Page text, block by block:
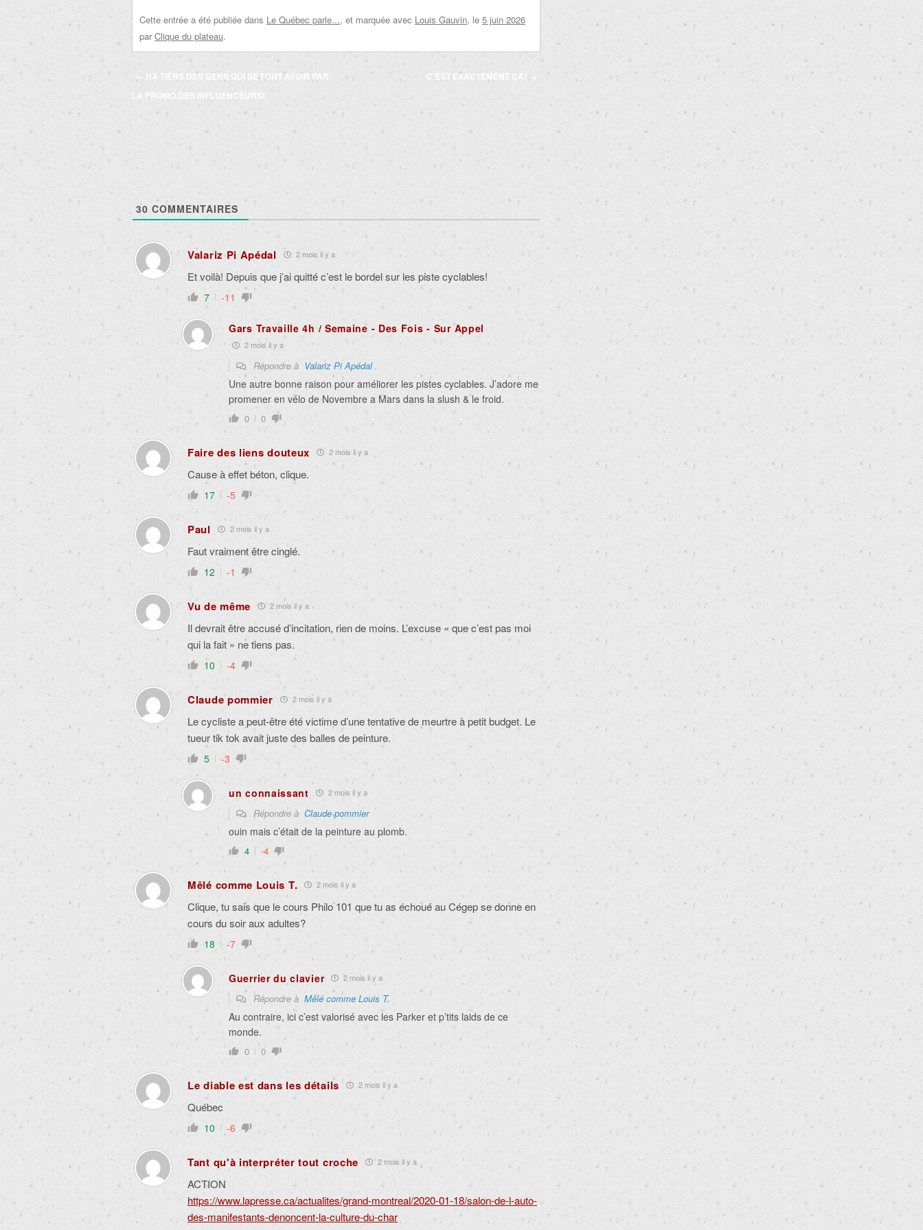
Cette entrée a été publiée dans Le Québec parle..., et marquée avec Louis Gauvin, le 5 juin 2026
par Clique du plateau.
Navigation
des
articles
← HA TIENS DES GENS QUI SE FONT AVOIR PAR
LA PROMO DES INFLUENCEURS!
C’EST EXACTEMENT ÇA!→
30 COMMENTAIRES
Valariz Pi Apédal 2 mois il y a
Et voilà! Depuis que j’ai quitté c’est le bordel sur les piste cyclables!
7 -11
Gars Travaille 4h / Semaine - Des Fois - Sur Appel
2 mois il y a
Répondre à Valariz Pi Apédal
Une autre bonne raison pour améliorer les pistes cyclables. J’adore me
promener en vélo de Novembre a Mars dans la slush & le froid.
0 0
Faire des liens douteux 2 mois il y a
Cause à effet béton, clique.
17 -5
Paul 2 mois il y a
Faut vraiment être cinglé.
12 -1
Vu de même 2 mois il y a
Il devrait être accusé d’incitation, rien de moins. L’excuse « que c’est pas moi
qui la fait » ne tiens pas.
10 -4
Claude pommier 2 mois il y a
Le cycliste a peut-être été victime d’une tentative de meurtre à petit budget. Le
tueur tik tok avait juste des balles de peinture.
5 -3
un connaissant 2 mois il y a
Répondre à Claude pommier
ouin mais c’était de la peinture au plomb.
4 -4
Mêlé comme Louis T. 2 mois il y a
Clique, tu sais que le cours Philo 101 que tu as échoué au Cégep se donne en
cours du soir aux adultes?
18 -7
Guerrier du clavier 2 mois il y a
Répondre à Mêlé comme Louis T.
Au contraire, ici c’est valorisé avec les Parker et p’tits laids de ce
monde.
0 0
Le diable est dans les détails 2 mois il y a
Québec
10 -6
Tant qu'à interpréter tout croche 2 mois il y a
ACTION
https://www.lapresse.ca/actualites/grand-montreal/2020-01-18/salon-de-l-auto-
des-manifestants-denoncent-la-culture-du-char